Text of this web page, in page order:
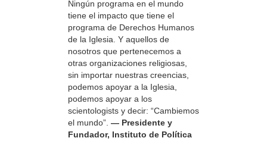
Ningún programa en el mundo
tiene el impacto que tiene el
programa de Derechos Humanos
de la Iglesia. Y aquellos de
nosotros que pertenecemos a
otras organizaciones religiosas,
sin importar nuestras creencias,
podemos apoyar a la Iglesia,
podemos apoyar a los
scientologists y decir: “Cambiemos
el mundo”. — Presidente y
Fundador, Instituto de Política